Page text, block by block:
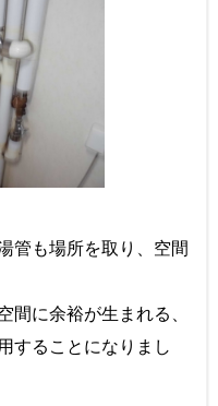
管も場所を取り、空間
間に余裕が生まれる、
することになりまし